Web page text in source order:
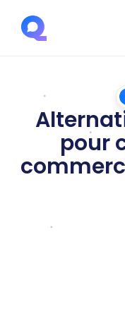
pour
une plateforme de